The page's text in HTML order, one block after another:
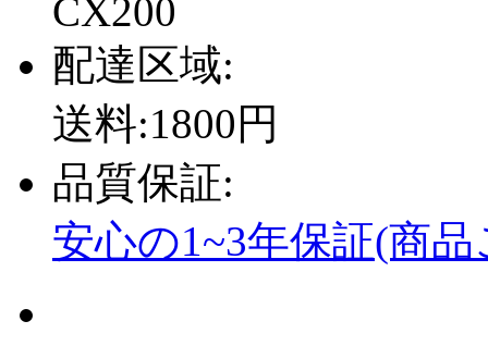
CX200
配達区域:
送料:1800円
品質保証:
安心の1~3年保証(商